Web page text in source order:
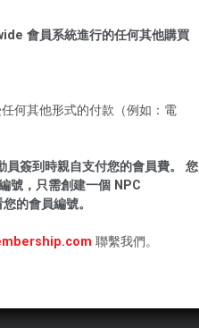
會員系統進行的任何其他購買
何其他形式的付款（例如：電
員簽到時親自支付您的會員費。 您
號，只需創建一個 NPC
的會員編號。
聯繫我們。